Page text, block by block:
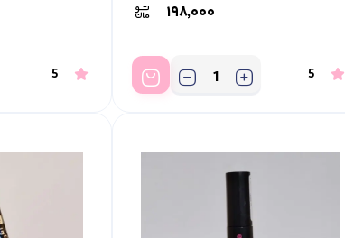
۱۹۸,۰۰۰
5
5